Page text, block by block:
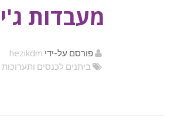
מעבדות
פורסם על-ידי hezikdm
ביתנים לכנסים ותערוכות